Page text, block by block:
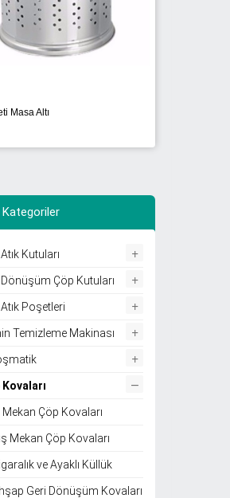
Masa Altı
Kategoriler
Atık Kutuları +
Dönüşüm Çöp Kutuları +
Atık Poşetleri +
Temizleme Makinası +
+
Kovaları –
Mekan Çöp Kovaları
Mekan Çöp Kovaları
ve Ayaklı Küllük
Geri Dönüşüm Kovaları